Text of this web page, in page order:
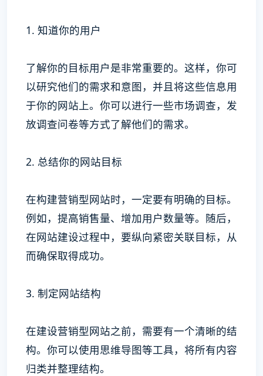
1. 知道你的用户
了解你的目标用户是非常重要的。这样，你可
以研究他们的需求和意图，并且将这些信息用
于你的网站上。你可以进行一些市场调查，发
放调查问卷等方式了解他们的需求。
2. 总结你的网站目标
在构建营销型网站时，一定要有明确的目标。
例如，提高销售量、增加用户数量等。随后，
在网站建设过程中，要纵向紧密关联目标，从
而确保取得成功。
3. 制定网站结构
在建设营销型网站之前，需要有一个清晰的结
构。你可以使用思维导图等工具，将所有内容
归类并整理结构。